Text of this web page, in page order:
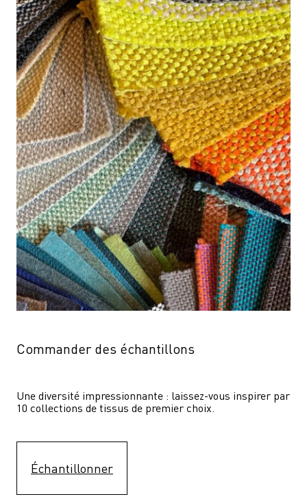
Commander des échantillons
Une diversité impressionnante : laissez-vous inspirer par
10 collections de tissus de premier choix.
Échantillonner